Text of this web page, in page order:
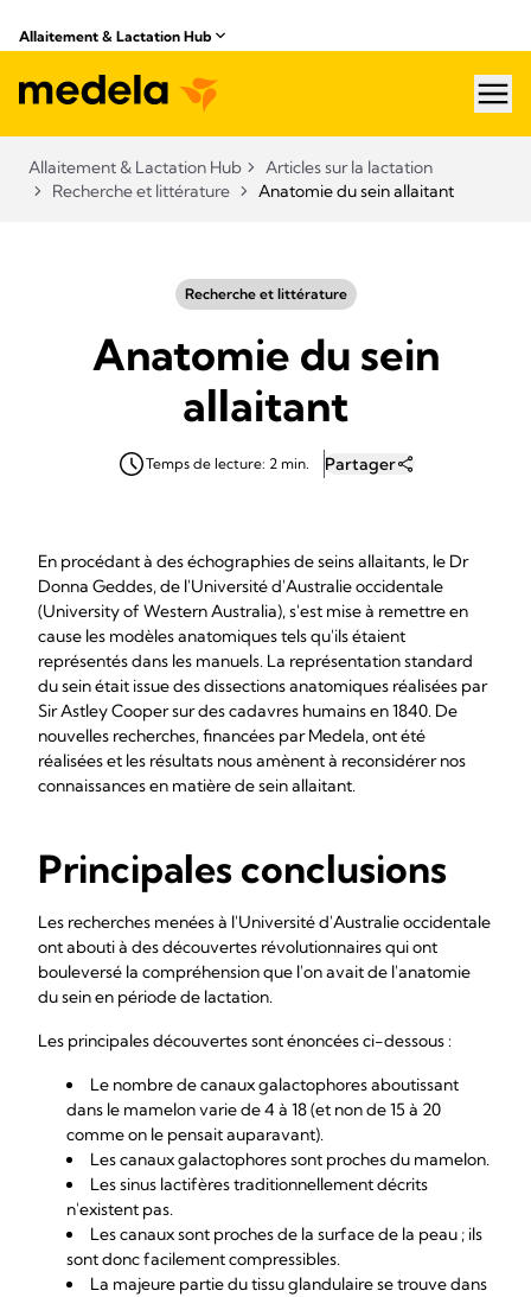
Allaitement & Lactation Hub
Allaitement & Lactation Hub
Articles sur la lactation
Recherche et littérature
Anatomie du sein allaitant
Recherche et littérature
Anatomie du sein
allaitant
Temps de lecture: 2 min. Partager
En procédant à des échographies de seins allaitants, le Dr
Donna Geddes, de l'Université d'Australie occidentale
(University of Western Australia), s'est mise à remettre en
cause les modèles anatomiques tels qu'ils étaient
représentés dans les manuels. La représentation standard
du sein était issue des dissections anatomiques réalisées par
Sir Astley Cooper sur des cadavres humains en 1840. De
nouvelles recherches, financées par Medela, ont été
réalisées et les résultats nous amènent à reconsidérer nos
connaissances en matière de sein allaitant.
Principales conclusions
Les recherches menées à l'Université d'Australie occidentale
ont abouti à des découvertes révolutionnaires qui ont
bouleversé la compréhension que l'on avait de l'anatomie
du sein en période de lactation.
Les principales découvertes sont énoncées ci-dessous :
Le nombre de canaux galactophores aboutissant
dans le mamelon varie de 4 à 18 (et non de 15 à 20
comme on le pensait auparavant).
Les canaux galactophores sont proches du mamelon.
Les sinus lactifères traditionnellement décrits
n'existent pas.
Les canaux sont proches de la surface de la peau ; ils
sont donc facilement compressibles.
La majeure partie du tissu glandulaire se trouve dans